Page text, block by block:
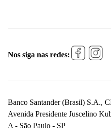
Nos siga nas redes:
Banco Santander (Brasil) S.A.,
Avenida Presidente Juscelino
A - São Paulo - SP